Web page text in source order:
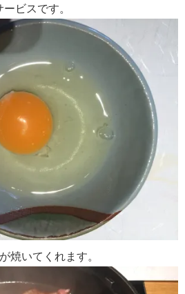
ビスです。
焼いてくれます。